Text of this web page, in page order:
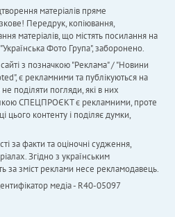
матеріалів пряме
Передрук, копіювання,
матеріалів, що містять посилання на
Фото Група", заборонено.
з позначкою "Реклама" / "Новини
є рекламними та публікуються на
поділяти погляди, які в них
СПЕЦПРОЄКТ є рекламними, проте
цього контенту і поділяє думки,
за факти та оціночні судження,
Згідно з українським
за зміст реклами несе рекламодавець.
медіа - R40-05097